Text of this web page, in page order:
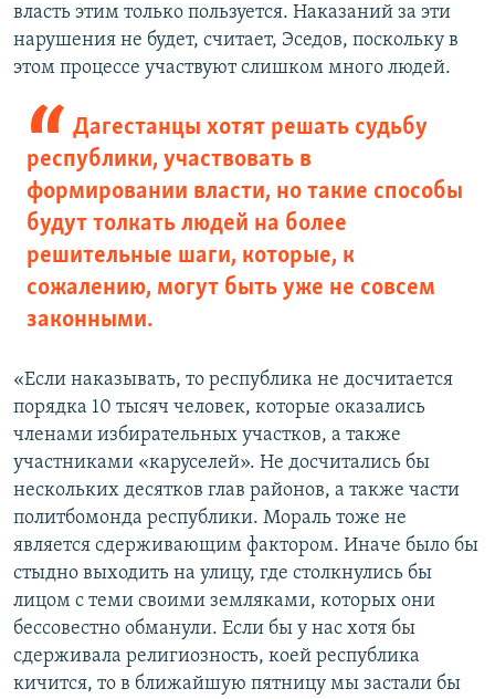
власть этим только пользуется. Наказаний за эти
нарушения не будет, считает, Эседов, поскольку в
этом процессе участвуют слишком много людей.
Дагестанцы хотят решать судьбу
республики, участвовать в
формировании власти, но такие способы
будут толкать людей на более
решительные шаги, которые, к
сожалению, могут быть уже не совсем
законными.
«Если наказывать, то республика не досчитается
порядка 10 тысяч человек, которые оказались
членами избирательных участков, а также
участниками «каруселей». Не досчитались бы
нескольких десятков глав районов, а также части
политбомонда республики. Мораль тоже не
является сдерживающим фактором. Иначе было бы
стыдно выходить на улицу, где столкнулись бы
лицом с теми своими земляками, которых они
бессовестно обманули. Если бы у нас хотя бы
сдерживала религиозность, коей республика
кичится, то в ближайшую пятницу мы застали бы